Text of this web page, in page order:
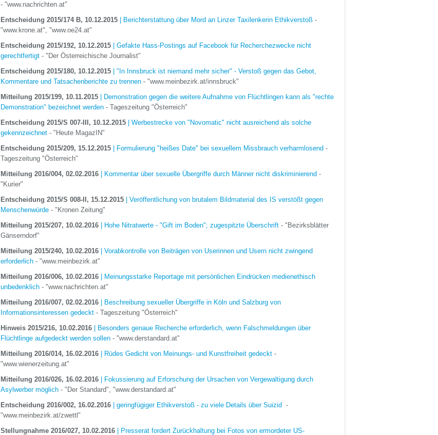
- "www.nachrichten.at"
Entscheidung 2015/174 B, 10.12.2015 | Berichterstattung über Mord an Linzer Taxilenkerin Ethikverstoß -
"www.krone.at", "www.oe24.at"
Entscheidung 2015/192, 10.12.2015 | Gefakte Hass-Postings auf Facebook für Recherchezwecke nicht
gerechtfertigt - "Der Österreichische Journalist"
Entscheidung 2015/180, 10.12.2015 | "In Innsbruck ist niemand mehr sicher" - Verstoß gegen das Gebot,
Kommentare und Tatsachenberichte zu trennen - "www.meinbezirk.at/innsbruck"
Mitteilung 2015/199, 10.11.2015 | Demonstration gegen die weitere Aufnahme von Flüchtlingen kann als "rechte
Demonstration" bezeichnet werden - Tageszeitung "Österreich"
Entscheidung 2015/S 007-III, 10.12.2015 | Werbestrecke von "Novomatic" nicht ausreichend als solche
gekennzeichnet - "Heute MagazIN"
Entscheidung 2015/209, 15.12.2015 | Formulierung "heißes Date" bei sexuellem Missbrauch verharmlosend -
Tageszeitung "Österreich"
Mitteilung 2016/004, 02.02.2016 | Kommentar über sexuelle Übergriffe durch Männer nicht diskriminierend -
"Kurier"
Entscheidung 2015/S 008-II, 15.12.2015 | Veröffentlichung von brutalem Bildmaterial des IS verstößt gegen
Menschenwürde - "Kronen Zeitung"
Mitteilung 2015/207, 10.02.2016 | Hohe Nitratwerte - "Gift im Boden"; zugespitzte Überschrift - "Bezirksblätter
Gänserndorf"
Mitteilung 2015/240, 10.02.2016 | Vorabkontrolle von Beiträgen von Userinnen und Usern nicht zwingend
erforderlich - "www.meinbezirk.at"
Mitteilung 2016/006, 10.02.2016 | Meinungsstarke Reportage mit persönlichen Eindrücken medienethisch
unbedenklich - "www.nachrichten.at"
Mitteilung 2016/007, 02.02.2016 | Beschreibung sexueller Übergriffe in Köln und Salzburg von
Informationsinteressen gedeckt - Tageszeitung "Österreich"
Hinweis 2015/216, 10.02.2016 | Besonders genaue Recherche erforderlich, wenn Falschmeldungen über
Flüchtlinge aufgedeckt werden sollen - "www.derstandard.at"
Mitteilung 2016/014, 16.02.2016 | Rüdes Gedicht von Meinungs- und Kunstfreiheit gedeckt -
"www.wienerzeitung.at"
Mitteilung 2016/026, 16.02.2016 | Fokussierung auf Erforschung der Ursachen von Vergewaltigung durch
Asylwerber möglich - "Der Standard", "www.derstandard.at"
Entscheidung 2016/002, 16.02.2016 | geringfügiger Ethikverstoß - zu viele Details über Suizid -
"www.meinbezirk.at/zwettl"
Stellungnahme 2016/027, 10.02.2016 | Presserat fordert Zurückhaltung bei Fotos von ermordeter US-